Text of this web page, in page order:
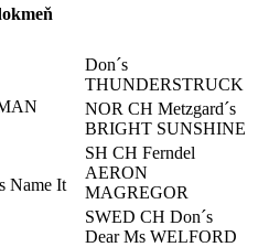
Don´s
THUNDERSTRUCK
NOR CH Metzgard´s
BRIGHT SUNSHINE
Name It
SH CH Ferndel
AERON
MAGREGOR
SWED CH Don´s
Dear Ms WELFORD